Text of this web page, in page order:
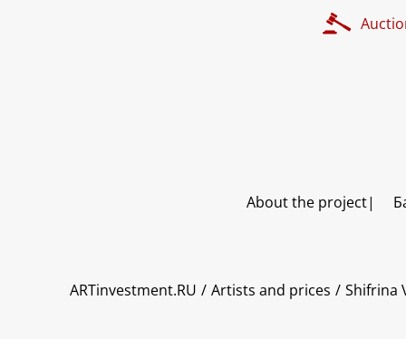
About the project
ARTinvestment.RU Artists and prices Shifrina